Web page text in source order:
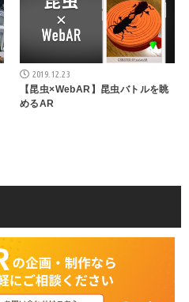
2019.12.23
【昆虫×WebAR】昆虫バトルを眺
めるAR